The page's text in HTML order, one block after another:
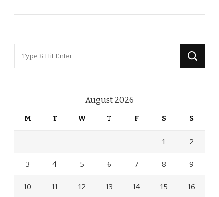
August 2026
M T W T F S S
1 2
3 4 5 6 7 8 9
10 11 12 13 14 15 16